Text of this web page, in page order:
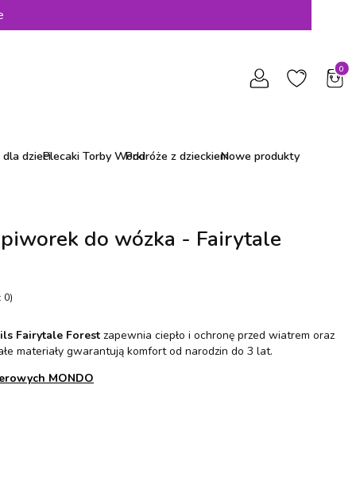
dzieciPlecaki Torby WorkiPodróże z dzieckiemNowe produkty
do wózka - Fairytale
0)
Fairytale Forest zapewnia ciepło i ochronę przed wiatrem oraz
materiały gwarantują komfort od narodzin do 3 lat.
MONDO